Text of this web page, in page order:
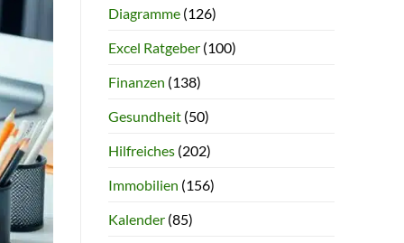
Diagramme(126)
Excel Ratgeber(100)
Finanzen (138)
Gesundheit(50)
Hilfreiches(202)
Immobilien (156)
Kalender(85)